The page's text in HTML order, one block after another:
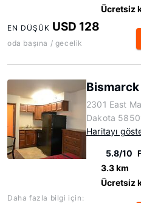
Ücretsiz
EN DÜŞÜK USD 128
oda başına / gecelik
2301 East
Dakota
Haritayı
5.8/10
3.3 km
Ücretsiz
Daha fazla bilgi için: